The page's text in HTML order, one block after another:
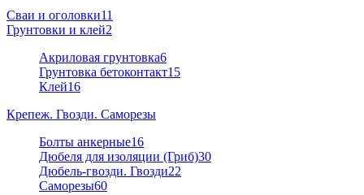
Сваи и оголовки11
Грунтовки и клей2
Акриловая грунтовка6
Грунтовка бетоконтакт15
Клей16
Крепеж. Гвозди. Саморезы
Болты анкерные16
Дюбеля для изоляции (Гриб)30
Дюбель-гвозди. Гвозди22
Саморезы60